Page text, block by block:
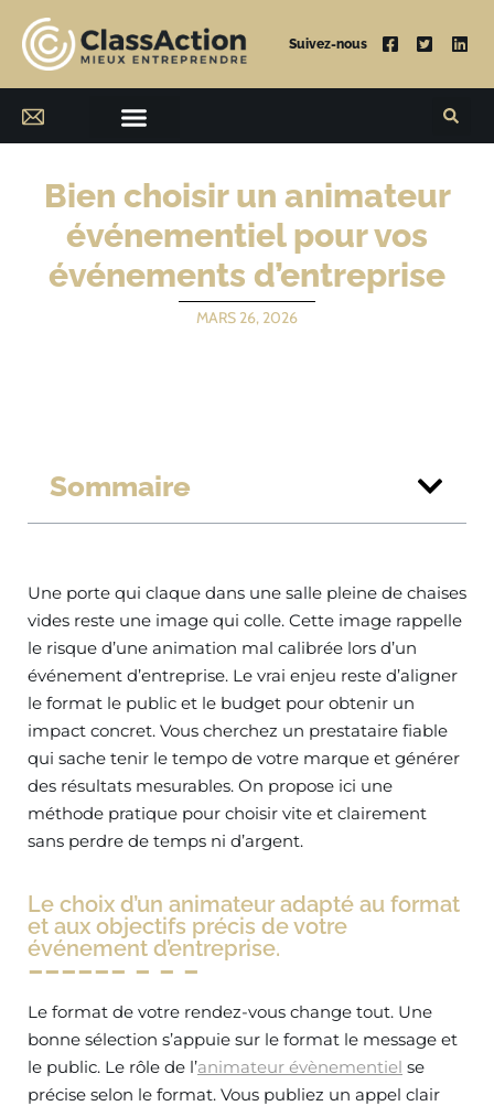
Suivez-nous
Bien choisir un animateur
événementiel pour vos
événements d’entreprise
MARS 26, 2026
Sommaire
Une porte qui claque dans une salle pleine de chaises
vides reste une image qui colle. Cette image rappelle
le risque d’une animation mal calibrée lors d’un
événement d’entreprise. Le vrai enjeu reste d’aligner
le format le public et le budget pour obtenir un
impact concret. Vous cherchez un prestataire fiable
qui sache tenir le tempo de votre marque et générer
des résultats mesurables. On propose ici une
méthode pratique pour choisir vite et clairement
sans perdre de temps ni d’argent.
Le choix d’un animateur adapté au format
et aux objectifs précis de votre
événement d’entreprise.
Le format de votre rendez-vous change tout. Une
bonne sélection s’appuie sur le format le message et
le public. Le rôle de l’animateur évènementiel se
précise selon le format. Vous publiez un appel clair